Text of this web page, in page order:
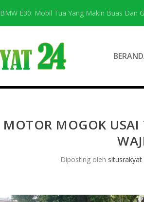
BMW E30: Mobil Tua Yang Makin Buas Dan
MOTOR MOGOK USAI
Diposting oleh situsrakyat